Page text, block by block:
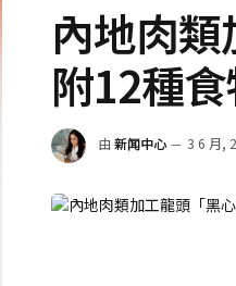
內地肉
附12種
由 新闻中心 3 6 月,